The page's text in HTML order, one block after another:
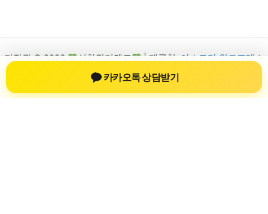
저작권 © 2026 신차장기렌트 | 제공처:
아스트라 워드프레스
테마
카카오톡 상담받기